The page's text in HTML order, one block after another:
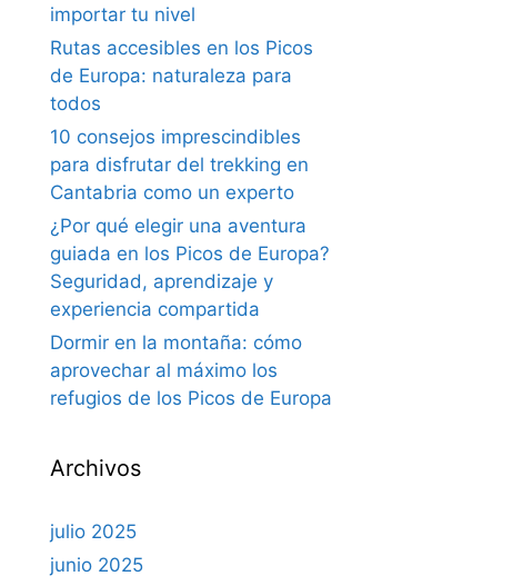
importar tu nivel
Rutas accesibles en los Picos
de Europa: naturaleza para
todos
10 consejos imprescindibles
para disfrutar del trekking en
Cantabria como un experto
¿Por qué elegir una aventura
guiada en los Picos de Europa?
Seguridad, aprendizaje y
experiencia compartida
Dormir en la montaña: cómo
aprovechar al máximo los
refugios de los Picos de Europa
Archivos
julio 2025
junio 2025